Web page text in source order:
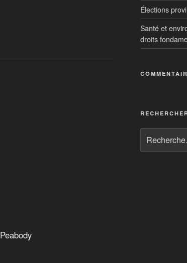
Élections
Santé et
droits